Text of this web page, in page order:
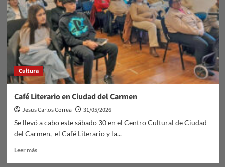
Yi
Cultura
Café Literario en Ciudad del Carmen
Jesus Carlos Correa
31/05/2026
Se llevó a cabo este sábado 30 en el Centro Cultural de Ciudad
del Carmen, el Café Literario y la...
Leer másLeer